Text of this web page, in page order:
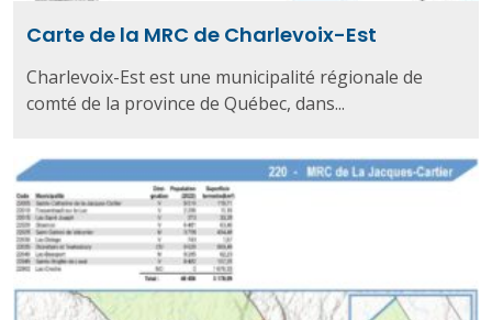
Carte de la MRC de Charlevoix-Est
Charlevoix-Est est une municipalité régionale de
comté de la province de Québec, dans...